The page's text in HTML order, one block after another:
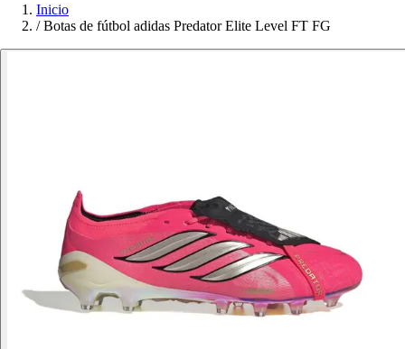
Inicio
/ Botas de fútbol adidas Predator Elite Level FT FG